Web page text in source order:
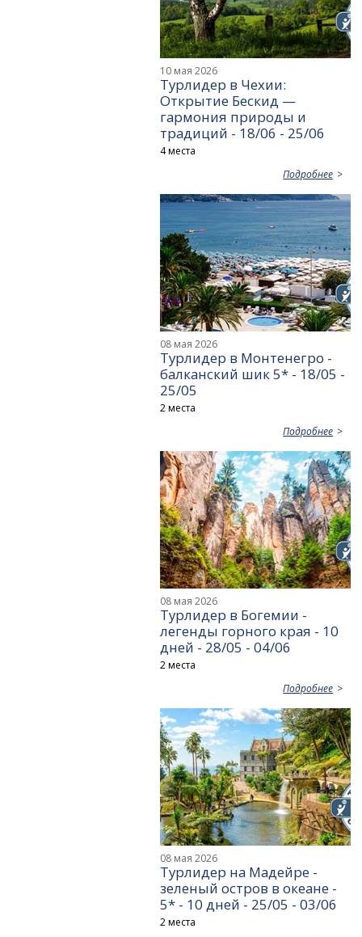
10 мая 2026
Турлидер в Чехии:
Открытие Бескид —
гармония природы и
традиций - 18/06 - 25/06
4 места
Подробнее
08 мая 2026
Турлидер в Монтенегро -
балканский шик 5* - 18/05 -
25/05
2 места
Подробнее
08 мая 2026
Турлидер в Богемии -
легенды горного края - 10
дней - 28/05 - 04/06
2 места
Подробнее
08 мая 2026
Турлидер на Мадейре -
зеленый остров в океане -
5* - 10 дней - 25/05 - 03/06
2 места